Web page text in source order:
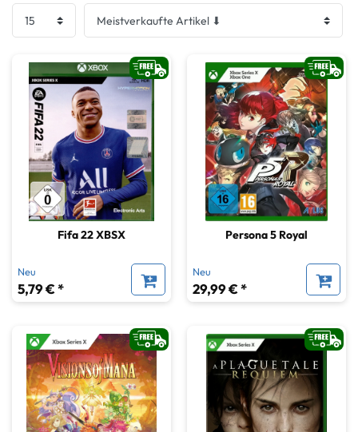
Fifa 22 XBSX
Neu
5,79 € *
Persona 5 Royal
Neu
29,99 € *